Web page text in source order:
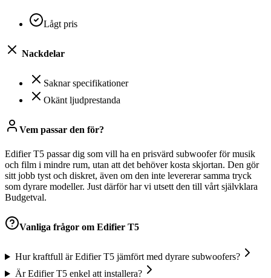
Lågt pris
Nackdelar
Saknar specifikationer
Okänt ljudprestanda
Vem passar den för?
Edifier T5 passar dig som vill ha en prisvärd subwoofer för musik
och film i mindre rum, utan att det behöver kosta skjortan. Den gör
sitt jobb tyst och diskret, även om den inte levererar samma tryck
som dyrare modeller. Just därför har vi utsett den till vårt självklara
Budgetval.
Vanliga frågor om Edifier T5
Hur kraftfull är Edifier T5 jämfört med dyrare subwoofers?
Är Edifier T5 enkel att installera?